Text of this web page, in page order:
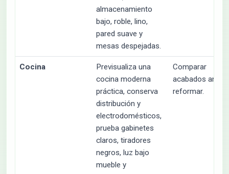
almacenamiento
bajo, roble, lino,
pared suave y
mesas despejadas.
Cocina
Previsualiza una
cocina moderna
práctica, conserva
distribución y
electrodomésticos,
prueba gabinetes
claros, tiradores
negros, luz bajo
mueble y
Comparar
acabados antes
reformar.